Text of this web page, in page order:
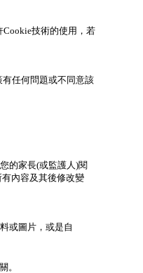
技術的使用，若
任何問題或不同意該
的家長(或監護人)閱
內容及其後修改變
或圖片，或是自
。